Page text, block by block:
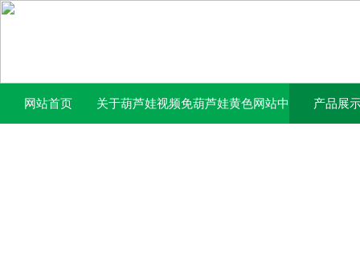
网站首页 关于葫芦娃视频免葫芦娃黄色网站中 产品展